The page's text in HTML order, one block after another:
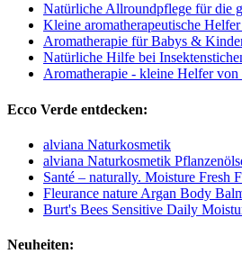
Natürliche Allroundpflege für die
Kleine aromatherapeutische
Aromatherapie für Babys &
Natürliche Hilfe bei
Aromatherapie - kleine Helfer von
Ecco Verde entdecken:
alviana Naturkosmetik
alviana Naturkosmetik
Santé – naturally. Moisture Fresh
Fleurance nature Argan Body
Burt's Bees Sensitive Daily
Neuheiten: